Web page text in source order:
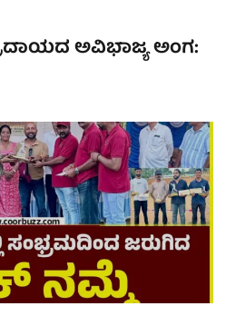
ಅವಿಭಾಜ್ಯ ಅಂಗ: